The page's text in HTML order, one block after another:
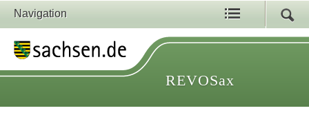
Navigation
REVOSax